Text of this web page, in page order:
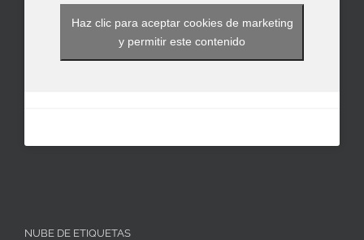
Haz clic para aceptar cookies de marketing
y permitir este contenido
NUBE DE ETIQUETAS